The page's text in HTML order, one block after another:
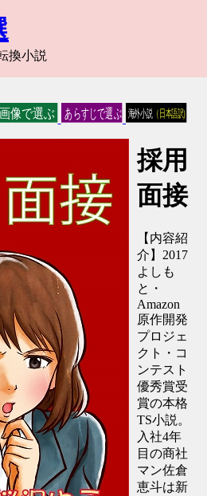
換小説
採用
面接
【内容紹
介】2017
よしも
と・
Amazon
原作開発
プロジェ
クト・コ
ンテスト
優秀賞受
賞の本格
TS小説。
入社4年
目の商社
マン佐倉
恵斗は新